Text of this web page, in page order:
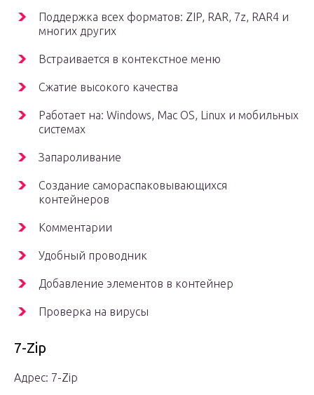
Поддержка всех форматов: ZIP, RAR, 7z, RAR4 и
многих других
Встраивается в контекстное меню
Сжатие высокого качества
Работает на: Windows, Mac OS, Linux и мобильных
системах
Запароливание
Создание самораспаковывающихся
контейнеров
Комментарии
Удобный проводник
Добавление элементов в контейнер
Проверка на вирусы
7-Zip
Адрес: 7-Zip